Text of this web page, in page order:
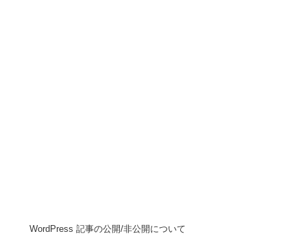
WordPress 記事の公開/非公開について